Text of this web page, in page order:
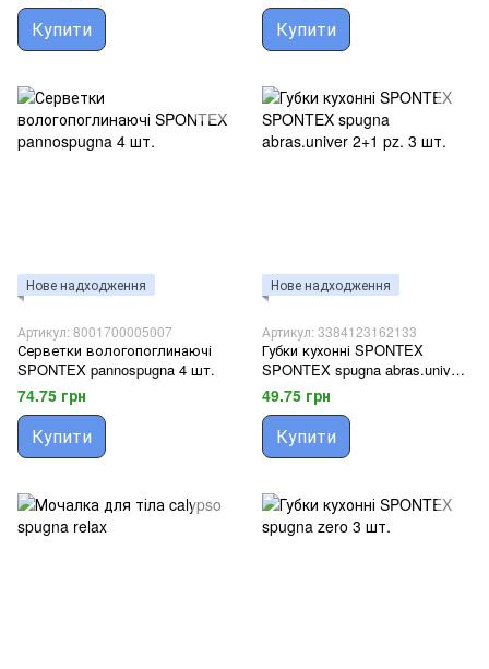
Купити Купити
Нове надходження
Артикул: 8001700005007
Серветки вологопоглинаючі
SPONTEX pannospugna 4 шт.
74.75 грн
Купити
Нове надходження
Артикул: 3384123162133
Губки кухонні SPONTEX
SPONTEX spugna abras.univer
2+1 pz. 3 шт.
49.75 грн
Купити